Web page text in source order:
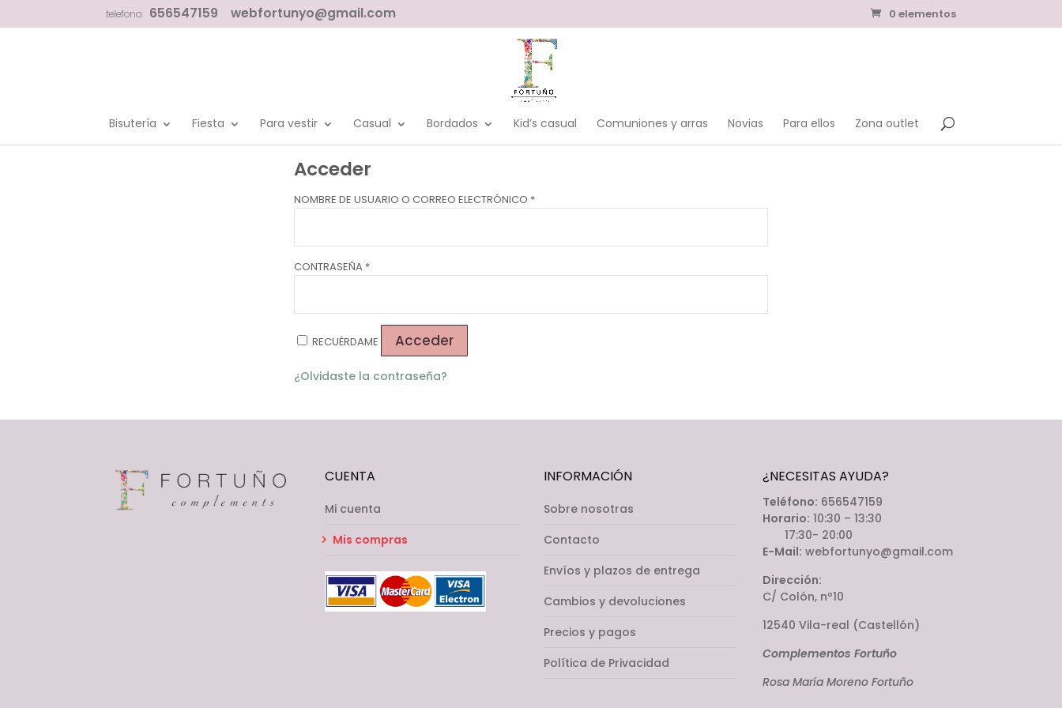
telefono: 656547159 webfortunyo@gmail.com 0 elementos
Bisutería Fiesta Para vestir Casual Bordados Kid’s casual Comuniones y arras Novias Para ellos Zona outlet
Acceder
NOMBRE DE USUARIO O CORREO ELECTRÓNICO *
CONTRASEÑA *
RECUÉRDAME Acceder
¿Olvidaste la contraseña?
CUENTA
Mi cuenta
Mis compras
INFORMACIÓN
Sobre nosotras
Contacto
Envíos y plazos de entrega
Cambios y devoluciones
Precios y pagos
Política de Privacidad
¿NECESITAS AYUDA?
Teléfono: 656547159
Horario: 10:30 – 13:30
17:30- 20:00
E-Mail: webfortunyo@gmail.com
Dirección:
C/ Colón, nº10
12540 Vila-real (Castellón)
Complementos Fortuño
Rosa María Moreno Fortuño